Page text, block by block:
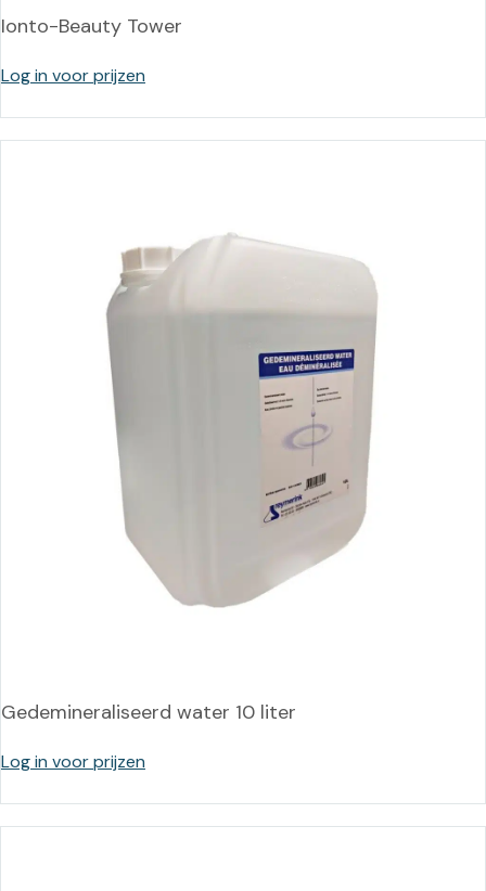
Ionto-Beauty Tower
Log in voor prijzen
Gedemineraliseerd water 10 liter
Log in voor prijzen